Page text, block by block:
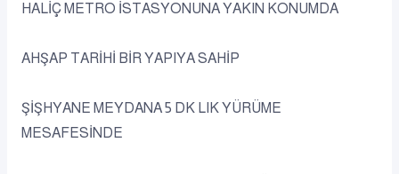
HALİÇ METRO İSTASYONUNA YAKIN KONUMDA
AHŞAP TARİHİ BİR YAPIYA SAHİP
ŞİŞHYANE MEYDANA 5 DK LIK YÜRÜME
MESAFESİNDE